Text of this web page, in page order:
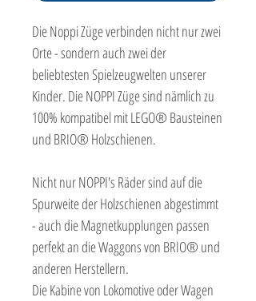
Die Noppi Züge verbinden nicht nur zwei
Orte - sondern auch zwei der
beliebtesten Spielzeugwelten unserer
Kinder. Die NOPPI Züge sind nämlich zu
100% kompatibel mit LEGO® Bausteinen
und BRIO® Holzschienen.
Nicht nur NOPPI's Räder sind auf die
Spurweite der Holzschienen abgestimmt
- auch die Magnetkupplungen passen
perfekt an die Waggons von BRIO® und
anderen Herstellern.
Die Kabine von Lokomotive oder Wagen